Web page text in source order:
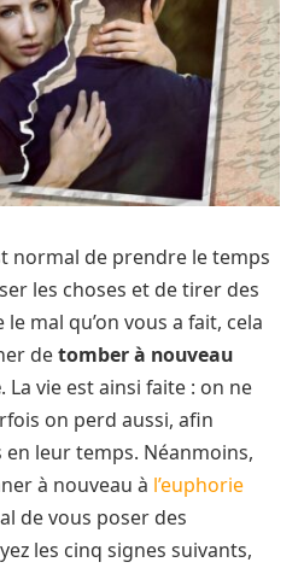
normal de prendre le temps
les choses et de tirer des
mal qu’on vous a fait, cela
detomber à nouveau
. La vie est ainsi faite : on ne
on perd aussi, afin
en leur temps. Néanmoins,
à nouveau à l’euphorie
de vous poser des
les cinq signes suivants,